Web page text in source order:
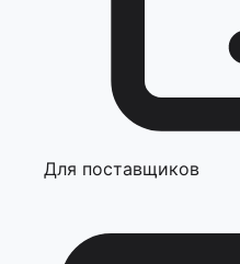
Для поставщиков